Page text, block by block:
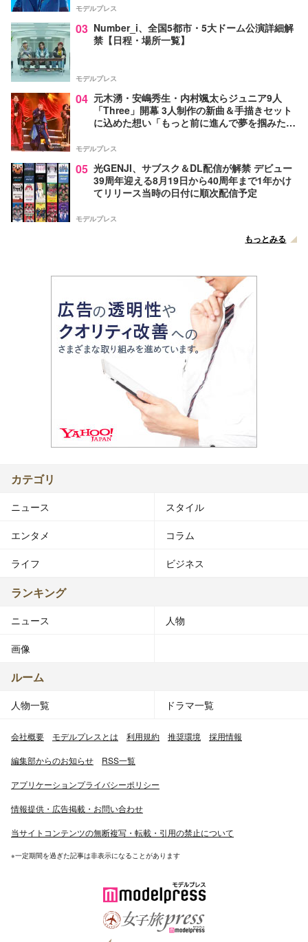
モデルプレス
03 Number_i、全国5都市・5大ドーム公演詳細解
禁【日程・場所一覧】
モデルプレス
04 元木湧・安嶋秀生・内村颯太らジュニア9人
「Three」開幕 3人制作の新曲＆手描きセット
に込めた想い「もっと前に進んで夢を掴みた
モデルプレス
05 光GENJI、サブスク＆DL配信が解禁 デビュー
39周年迎える8月19日から40周年まで1年かけ
てリリース当時の日付に順次配信予定
モデルプレス
もっとみる
カテゴリ
ニュース スタイル
エンタメ コラム
ライフ ビジネス
ランキング
ニュース 人物
画像
ルーム
人物一覧 ドラマ一覧
会社概要 モデルプレスとは 利用規約 推奨環境 採用情報
編集部からのお知らせ RSS一覧
アプリケーションプライバシーポリシー
情報提供・広告掲載・お問い合わせ
当サイトコンテンツの無断複写・転載・引用の禁止について
※一定期間を過ぎた記事は非表示になることがあります